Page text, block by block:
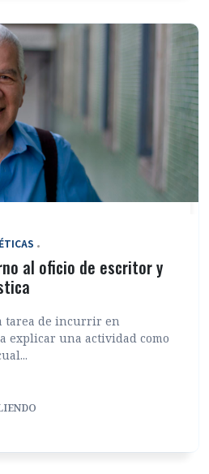
al oficio de escritor y
tarea de incurrir en
explicar una actividad como